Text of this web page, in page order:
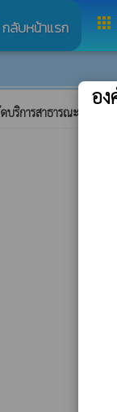
กลับหน้าแรก apps
ริการสาธารณะขององ
อ